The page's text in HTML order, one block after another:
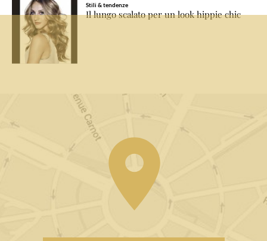
Stili & tendenze
Il lungo scalato per un look hippie chic